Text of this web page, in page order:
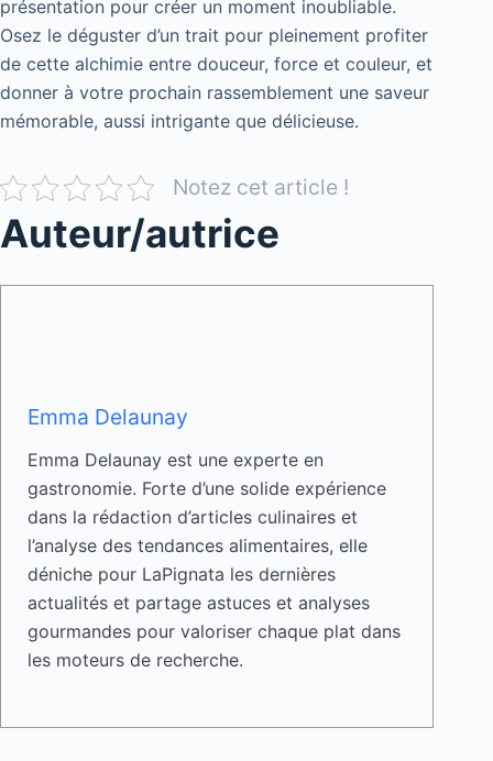
présentation pour créer un moment inoubliable.
Osez le déguster d’un trait pour pleinement profiter
de cette alchimie entre douceur, force et couleur, et
donner à votre prochain rassemblement une saveur
mémorable, aussi intrigante que délicieuse.
Notez cet article !
Auteur/autrice
Emma Delaunay
Emma Delaunay est une experte en
gastronomie. Forte d’une solide expérience
dans la rédaction d’articles culinaires et
l’analyse des tendances alimentaires, elle
déniche pour LaPignata les dernières
actualités et partage astuces et analyses
gourmandes pour valoriser chaque plat dans
les moteurs de recherche.